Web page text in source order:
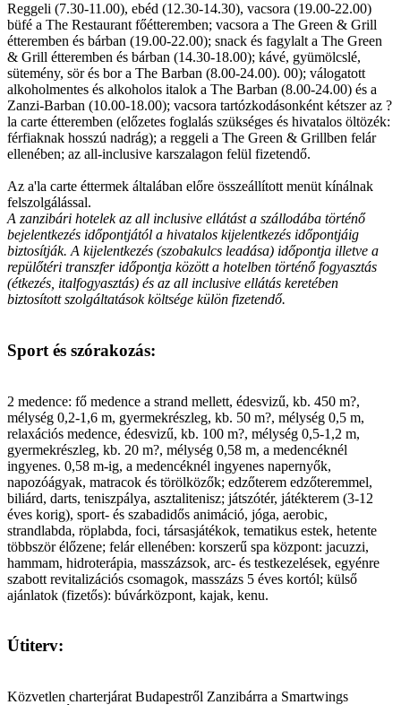
Reggeli (7.30-11.00), ebéd (12.30-14.30), vacsora (19.00-22.00)
büfé a The Restaurant főétteremben; vacsora a The Green & Grill
étteremben és bárban (19.00-22.00); snack és fagylalt a The Green
& Grill étteremben és bárban (14.30-18.00); kávé, gyümölcslé,
sütemény, sör és bor a The Barban (8.00-24.00). 00); válogatott
alkoholmentes és alkoholos italok a The Barban (8.00-24.00) és a
Zanzi-Barban (10.00-18.00); vacsora tartózkodásonként kétszer az ?
la carte étteremben (előzetes foglalás szükséges és hivatalos öltözék:
férfiaknak hosszú nadrág); a reggeli a The Green & Grillben felár
ellenében; az all-inclusive karszalagon felül fizetendő.
Az a'la carte éttermek általában előre összeállított menüt kínálnak
felszolgálással.
A zanzibári hotelek az all inclusive ellátást a szállodába történő
bejelentkezés időpontjától a hivatalos kijelentkezés időpontjáig
biztosítják. A kijelentkezés (szobakulcs leadása) időpontja illetve a
repülőtéri transzfer időpontja között a hotelben történő fogyasztás
(étkezés, italfogyasztás) és az all inclusive ellátás keretében
biztosított szolgáltatások költsége külön fizetendő.
Sport és szórakozás:
2 medence: fő medence a strand mellett, édesvizű, kb. 450 m?,
mélység 0,2-1,6 m, gyermekrészleg, kb. 50 m?, mélység 0,5 m,
relaxációs medence, édesvizű, kb. 100 m?, mélység 0,5-1,2 m,
gyermekrészleg, kb. 20 m?, mélység 0,58 m, a medencéknél
ingyenes. 0,58 m-ig, a medencéknél ingyenes napernyők,
napozóágyak, matracok és törölközők; edzőterem edzőteremmel,
biliárd, darts, teniszpálya, asztalitenisz; játszótér, játékterem (3-12
éves korig), sport- és szabadidős animáció, jóga, aerobic,
strandlabda, röplabda, foci, társasjátékok, tematikus estek, hetente
többször élőzene; felár ellenében: korszerű spa központ: jacuzzi,
hammam, hidroterápia, masszázsok, arc- és testkezelések, egyénre
szabott revitalizációs csomagok, masszázs 5 éves kortól; külső
ajánlatok (fizetős): búvárközpont, kajak, kenu.
Útiterv:
Közvetlen charterjárat Budapestről Zanzibárra a Smartwings